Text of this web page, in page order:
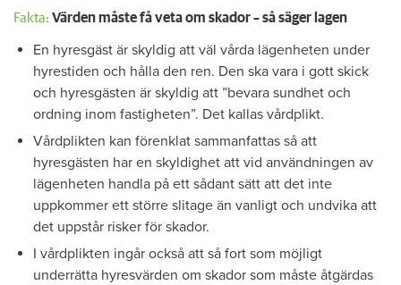
Fakta: Värden måste få veta om skador – så säger lagen
En hyresgäst är skyldig att väl vårda lägenheten under
hyrestiden och hålla den ren. Den ska vara i gott skick
och hyresgästen är skyldig att ”bevara sundhet och
ordning inom fastigheten”. Det kallas vårdplikt.
Vårdplikten kan förenklat sammanfattas så att
hyresgästen har en skyldighet att vid användningen av
lägenheten handla på ett sådant sätt att det inte
uppkommer ett större slitage än vanligt och undvika att
det uppstår risker för skador.
I vårdplikten ingår också att så fort som möjligt
underrätta hyresvärden om skador som måste åtgärdas